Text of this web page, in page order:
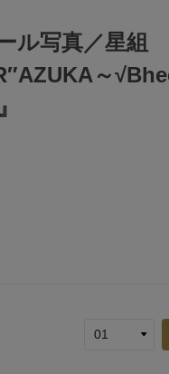
ル写真／星組
～